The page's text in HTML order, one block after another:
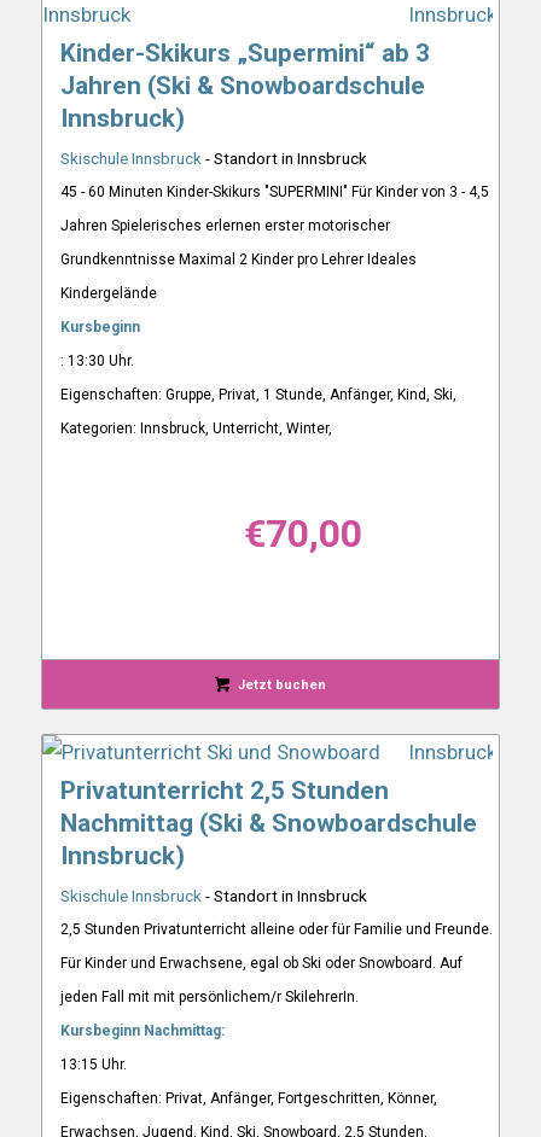
Kinder-Skikurs „Supermini“ ab 3
Jahren (Ski & Snowboardschule
Innsbruck)
Skischule Innsbruck - Standort in Innsbruck
45 - 60 Minuten Kinder-Skikurs "SUPERMINI" Für Kinder von 3 - 4,5
Jahren Spielerisches erlernen erster motorischer
Grundkenntnisse Maximal 2 Kinder pro Lehrer Ideales
Kindergelände
Kursbeginn
: 13:30 Uhr.
Eigenschaften: Gruppe, Privat, 1 Stunde, Anfänger, Kind, Ski,
Kategorien: Innsbruck, Unterricht, Winter,
€70,00
Jetzt buchen
Privatunterricht 2,5 Stunden
Nachmittag (Ski & Snowboardschule
Innsbruck)
Skischule Innsbruck- Standort in Innsbruck
2,5 Stunden Privatunterricht alleine oder für Familie und Freunde.
Für Kinder und Erwachsene, egal ob Ski oder Snowboard. Auf
jeden Fall mit mit persönlichem/r SkilehrerIn.
Kursbeginn Nachmittag:
13:15 Uhr.
Eigenschaften: Privat, Anfänger, Fortgeschritten, Könner,
Erwachsen, Jugend, Kind, Ski, Snowboard, 2,5 Stunden,